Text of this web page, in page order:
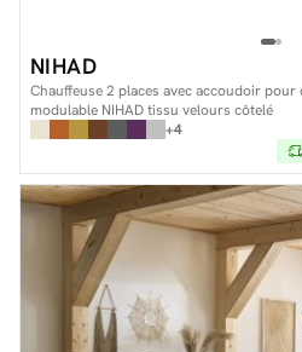
NIHAD
Chauffeuse 2 places avec accoudoir pour
modulable NIHAD tissu velours côtelé
+4